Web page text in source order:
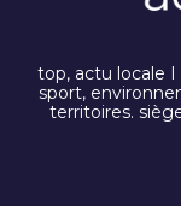
top, actu locale
sport,
territoires.